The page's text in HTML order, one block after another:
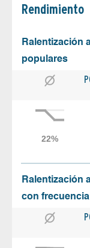
Rendimiento
Ralentización
populares
Ralentización
con frecuencia